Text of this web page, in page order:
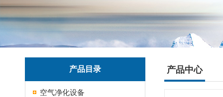
产品目录
空气净化设备
产品中心